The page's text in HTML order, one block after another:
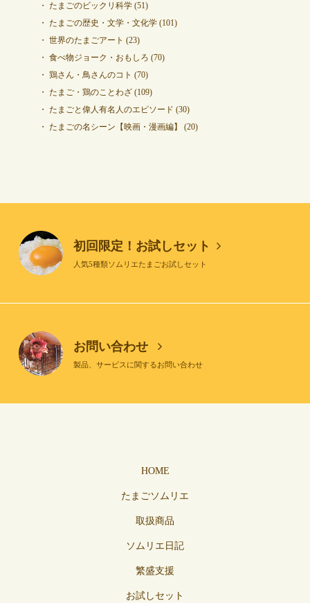
たまごのビックリ科学(51)
たまごの歴史・文学・文化学(101)
世界のたまごアート (23)
食べ物ジョーク・おもしろ (70)
鶏さん・鳥さんのコト (70)
たまご・鶏のことわざ(109)
たまごと偉人有名人のエピソード (30)
たまごの名シーン【映画・漫画編】
(20)
初回限定！お試しセット
人気5種類ソムリエたまごお試しセット
お問い合わせ
製品、サービスに関するお問い合わせ
HOME
たまごソムリエ
取扱商品
ソムリエ日記
繁盛支援
お試しセット